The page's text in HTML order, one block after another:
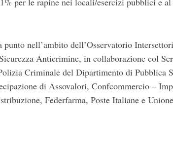
punto nell’ambito dell’Osservatorio
Anticrimine, in collaborazione col
Criminale del Dipartimento di Pubblica
di Assovalori, Confcommercio –
Federfarma, Poste Italiane e